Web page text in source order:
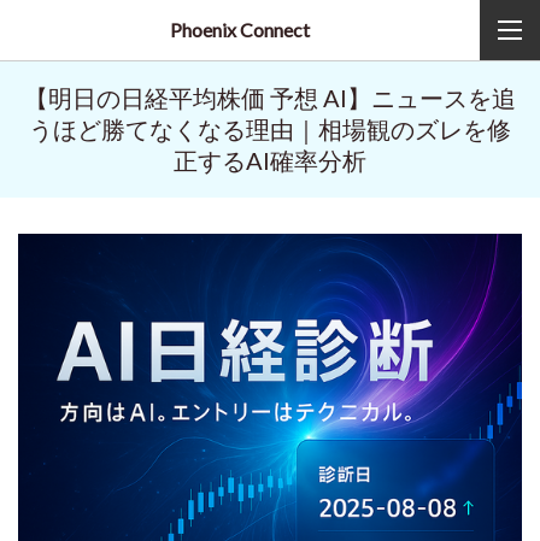
Phoenix Connect
【明日の日経平均株価 予想 AI】ニュースを追
うほど勝てなくなる理由｜相場観のズレを修
正するAI確率分析